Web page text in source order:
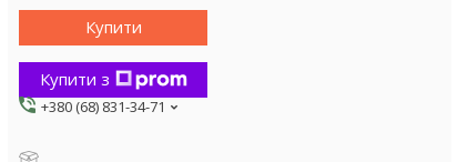
Купити
Купити з
+380 (68) 831-34-71